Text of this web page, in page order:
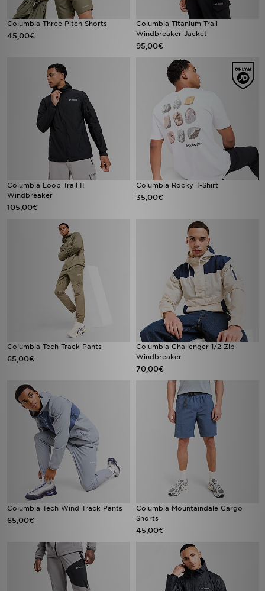
Columbia Three Pitch Shorts
45,00€
Columbia Titanium Trail
Windbreaker Jacket
95,00€
Columbia Loop Trail II
Windbreaker
105,00€
Columbia Rocky T-Shirt
35,00€
Columbia Tech Track Pants
65,00€
Columbia Challenger 1/2 Zip
Windbreaker
70,00€
Columbia Tech Wind Track Pants
65,00€
Columbia Mountaindale Cargo
Shorts
45,00€